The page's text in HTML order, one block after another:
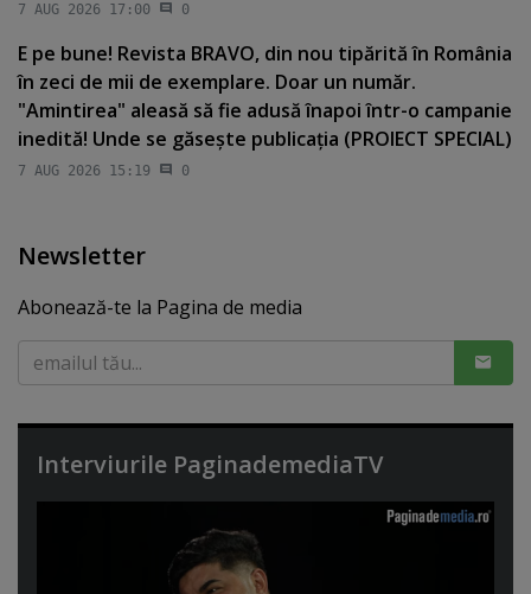
7 AUG 2026 17:00 0
E pe bune! Revista BRAVO, din nou tipărită în România
în zeci de mii de exemplare. Doar un număr.
"Amintirea" aleasă să fie adusă înapoi într-o campanie
inedită! Unde se găseşte publicaţia (PROIECT SPECIAL)
7 AUG 2026 15:19 0
Newsletter
Abonează-te la Pagina de media
Interviurile PaginademediaTV